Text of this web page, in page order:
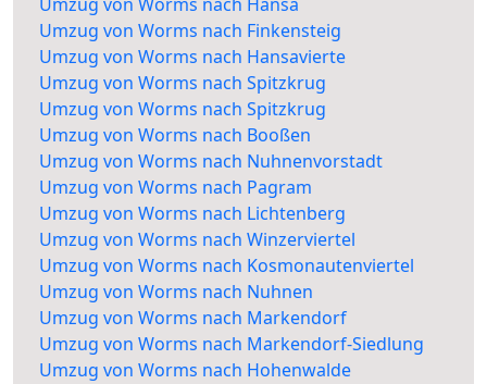
Umzug von Worms nach Finkensteig
Umzug von Worms nach Hansavierte
Umzug von Worms nach Spitzkrug
Umzug von Worms nach Spitzkrug
Umzug von Worms nach Booßen
Umzug von Worms nach Nuhnenvorstadt
Umzug von Worms nach Pagram
Umzug von Worms nach Lichtenberg
Umzug von Worms nach Winzerviertel
Umzug von Worms nach Kosmonautenviertel
Umzug von Worms nach Nuhnen
Umzug von Worms nach Markendorf
Umzug von Worms nach Markendorf-Siedlung
Umzug von Worms nach Hohenwalde